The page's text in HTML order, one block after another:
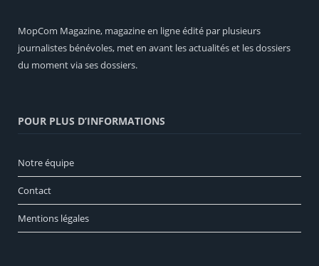
MopCom Magazine, magazine en ligne édité par plusieurs
journalistes bénévoles, met en avant les actualités et les dossiers
du moment via ses dossiers.
POUR PLUS D’INFORMATIONS
Notre équipe
Contact
Mentions légales